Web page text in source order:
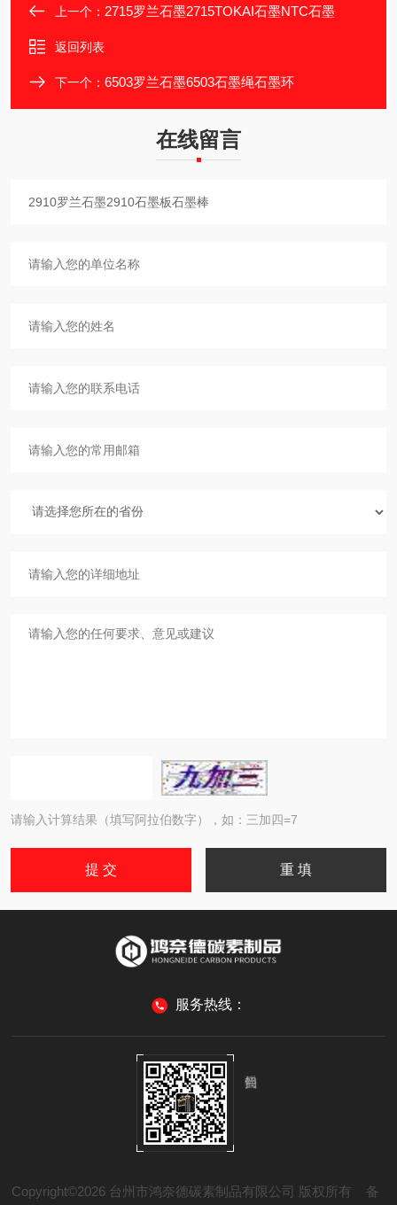
上一个： 2715罗兰石墨2715TOKAI石墨NTC石墨
返回列表
下一个： 6503罗兰石墨6503石墨绳石墨环
在线留言
请输入计算结果（填写阿拉伯数字），如：三加四=7
服务热线：
Copyright©2026 台州市鸿奈德碳素制品有限公司 版权所有 备